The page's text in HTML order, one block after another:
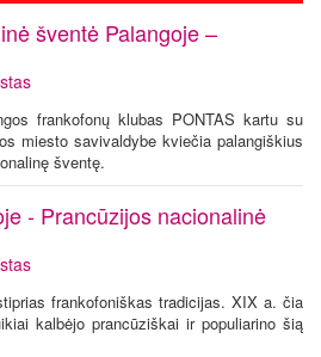
šventė Palangoje –
frankofonų klubas PONTAS kartu su
miesto savivaldybe kviečia palangiškius
šventę.
- Prancūzijos nacionalinė
frankofoniškas tradicijas. XIX a. čia
kalbėjo prancūziškai ir populiarino šią